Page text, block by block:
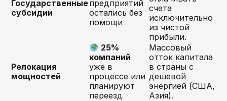
Государственные
субсидии
предприятий
остались без
помощи
счета
исключительно
из чистой
прибыли.
Релокация
мощностей
25%
компаний
уже в
процессе или
планируют
переезд
Массовый
отток капитала
в страны с
дешевой
энергией (США,
Азия).